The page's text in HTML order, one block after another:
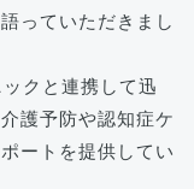
っていただきまし
クと連携して迅
護予防や認知症ケ
ートを提供してい